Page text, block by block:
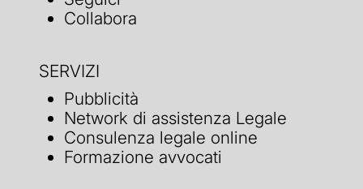
Collabora
SERVIZI
Pubblicità
Network di assistenza Legale
Consulenza legale online
Formazione avvocati